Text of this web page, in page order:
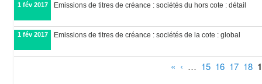
1 fév 2017 Emissions de titres de créance : sociétés du hors cote : détail
1 fév 2017 Emissions de titres de créance : sociétés de la cote : global
« ‹ … 15 16 17 18